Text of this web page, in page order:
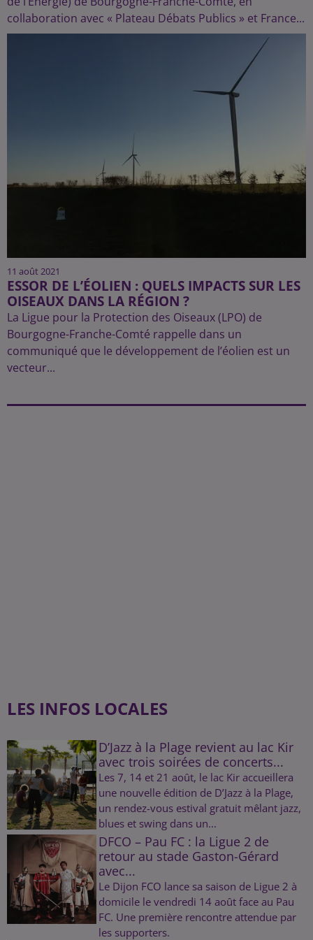
collaboration avec « Plateau Débats Publics » et France...
11 août 2021
ESSOR DE L’ÉOLIEN : QUELS IMPACTS SUR LES
OISEAUX DANS LA RÉGION ?
La Ligue pour la Protection des Oiseaux (LPO) de
Bourgogne-Franche-Comté rappelle dans un
communiqué que le développement de l’éolien est un
vecteur...
LES INFOS LOCALES
D’Jazz à la Plage revient au lac Kir
avec trois soirées de concerts...
Les 7, 14 et 21 août, le lac Kir accueillera
une nouvelle édition de D’Jazz à la Plage,
un rendez-vous estival gratuit mêlant jazz,
blues et swing dans un...
DFCO – Pau FC : la Ligue 2 de
retour au stade Gaston-Gérard
avec...
Le Dijon FCO lance sa saison de Ligue 2 à
domicile le vendredi 14 août face au Pau
FC. Une première rencontre attendue par
les supporters.